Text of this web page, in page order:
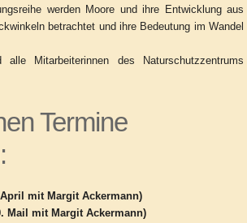
werden Moore und ihre Entwicklung aus
betrachtet und ihre Bedeutung im Wandel
alle Mitarbeiterinnen des Naturschutzzentrums
Termine
mit Margit Ackermann)
Mail mit Margit Ackermann)